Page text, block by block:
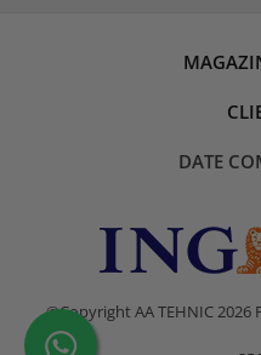
DATE
©Copyright AA TEHNIC 2026